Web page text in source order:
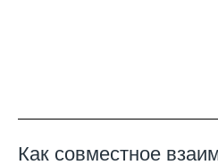
Как совместное